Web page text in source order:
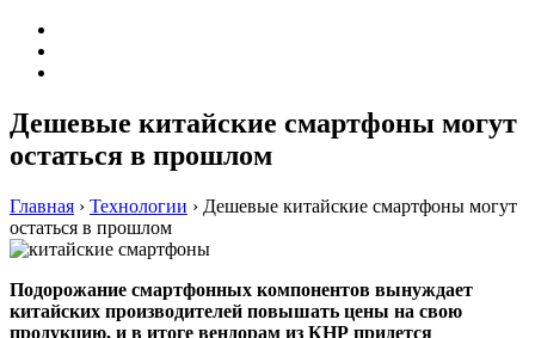
Дешевые китайские смартфоны могут
остаться в прошлом
Главная › Технологии › Дешевые китайские смартфоны могут
остаться в прошлом
Подорожание смартфонных компонентов вынуждает
китайских производителей повышать цены на свою
продукцию, и в итоге вендорам из КНР придется